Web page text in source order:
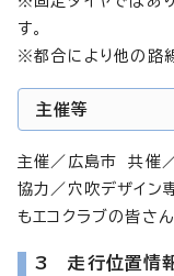
す。
※都合により他の路
主催等
主催／広島市 共催
協力／穴吹デザイン
もエコクラブの皆さん
3 走行位置情